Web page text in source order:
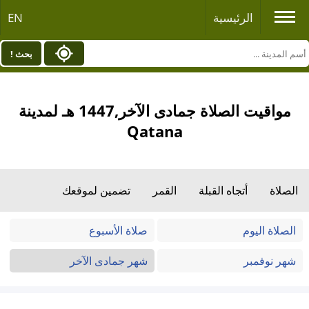
الرئيسية EN
بحث !
مواقيت الصلاة جمادى الآخر,1447 هـ لمدينة
Qatana
الصلاة أتجاه القبلة القمر تضمين لموقعك
الصلاة اليوم
صلاة الأسبوع
شهر نوفمبر
شهر جمادى الآخر